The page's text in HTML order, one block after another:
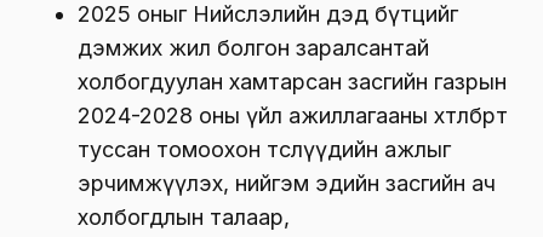
2025 оныг Нийслэлийн дэд бүтцийг
дэмжих жил болгон заралсантай
холбогдуулан хамтарсан засгийн газрын
2024-2028 оны үйл ажиллагааны хөтөлбөрт
туссан томоохон төслүүдийн ажлыг
эрчимжүүлэх, нийгэм эдийн засгийн ач
холбогдлын талаар,